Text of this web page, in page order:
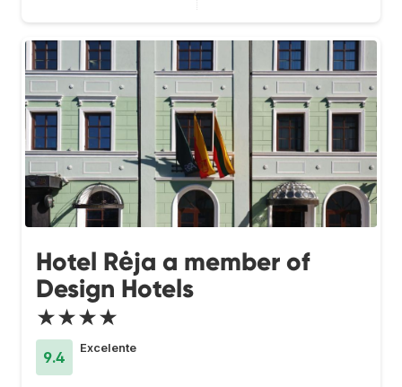
Hotel Rėja a member of
Design Hotels
★★★★
9.4
Excelente